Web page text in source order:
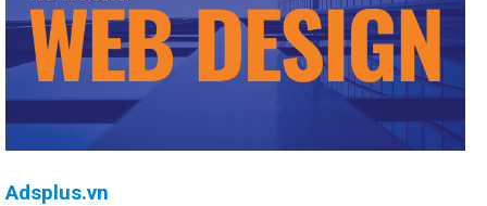
Adsplus.vn